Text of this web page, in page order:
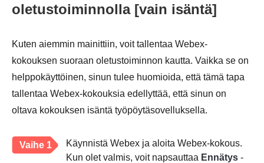
oletustoiminnolla [vain isäntä]
Kuten aiemmin mainittiin, voit tallentaa Webex-
kokouksen suoraan oletustoiminnon kautta. Vaikka se on
helppokäyttöinen, sinun tulee huomioida, että tämä tapa
tallentaa Webex-kokouksia edellyttää, että sinun on
oltava kokouksen isäntä työpöytäsovelluksella.
Vaihe 1
Käynnistä Webex ja aloita Webex-kokous.
Kun olet valmis, voit napsauttaa Ennätys -